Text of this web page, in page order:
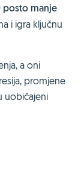
posto manje
i igra ključnu
a oni
promjene
uobičajeni